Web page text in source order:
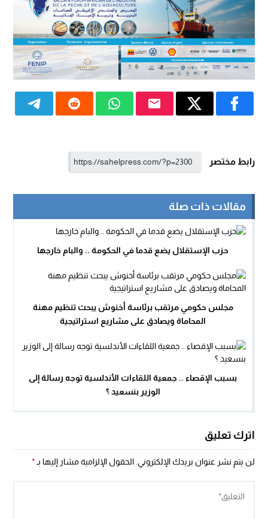
رابط مختصر
مقالات ذات صلة
حزب الإستقلال يضع قدما في الحكومة .. والبام خارجها
مجلس حكومي مرتقب برئاسة أخنوش يبحث تنظيم مهنة
المحاماة ويصادق على مشاريع استراتيجية
بسبب الإقصاء .. جمعية اللقاءات الأندلسية توجه رسالة إلى
الوزير بنسعيد ؟
اترك تعليق
لن يتم نشر عنوان بريدك الإلكتروني. الحقول الإلزامية مشار إليها بـ*